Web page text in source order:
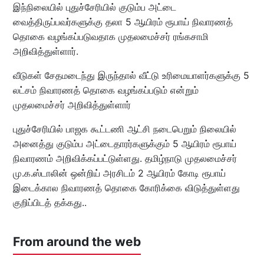
இந்நிலையில் புதுச்சேரியில் குடும்ப அட்டை
வைத்திருப்பவர்களுக்கு தலா 5 ஆயிரம் ரூபாய் நிவாரணத்
தொகை வழங்கப்படுவதாக முதலமைச்சர் ரங்கசாமி
அறிவித்துள்ளார்.
வீடுகள் சேதமடைந்து இருந்தால் வீட்டு உரிமையாளர்களுக்கு 5
லட்சம் நிவாரணத் தொகை வழங்கப்படும் என்றும்
முதலமைச்சர் அறிவித்துள்ளார்
புதுச்சேரியில் பாஜக கூட்டணி ஆட்சி நடைபெறும் நிலையில்
அனைத்து குடும்ப அட்டைதாரர்களுக்கும் 5 ஆயிரம் ரூபாய்
நிவாரணம் அறிவிக்கப்பட்டுள்ளது. தமிழ்நாடு முதலமைச்சர்
மு.க.ஸ்டாலின் ஒன்றிய் அரசிடம் 2 ஆயிரம் கோடி ரூபாய்
இடைக்கால நிவாரணத் தொகை கோரிக்கை விடுத்துள்ளது
குறிப்பிடத் தக்கது..
From around the web